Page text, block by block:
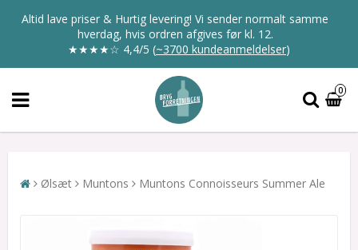
Altid lave priser & Hurtig levering! Vi sender normalt samme
hverdag, hvis ordren afgives før kl. 12.
★★★★☆ 4,4/5 (~3700 kundeanmeldelser)
0
Ølsæt Muntons Muntons Connoisseurs Summer Ale